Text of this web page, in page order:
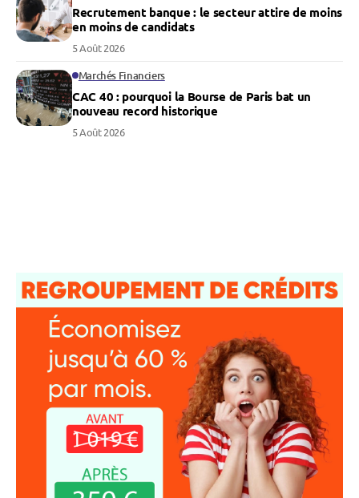
Recrutement banque : le secteur attire de moins
en moins de candidats
5 Août 2026
Marchés Financiers
CAC 40 : pourquoi la Bourse de Paris bat un
nouveau record historique
5 Août 2026